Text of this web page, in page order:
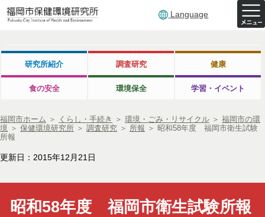
Language
研究所紹介 調査研究 健康
食の安全 環境保全 学習・イベント
福岡市ホーム ＞ くらし・手続き ＞ 環境・ごみ・リサイクル ＞ 福岡市の環
境 ＞ 保健環境研究所 ＞ 調査研究 ＞ 所報 ＞ 昭和58年度 福岡市衛生試験
所報
更新日：2015年12月21日
昭和58年度 福岡市衛生試験所報